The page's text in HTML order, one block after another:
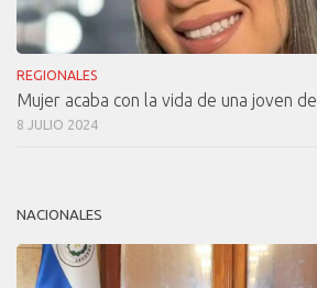
REGIONALES
Mujer acaba con la vida de una joven
8 JULIO 2024
NACIONALES